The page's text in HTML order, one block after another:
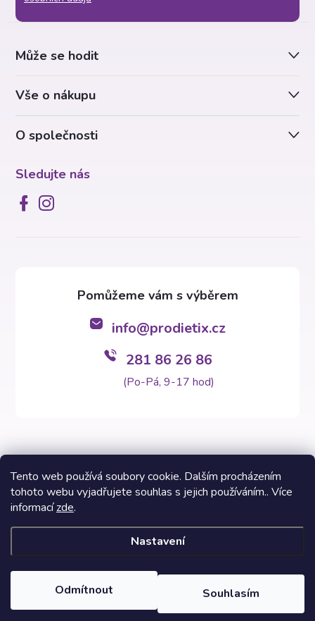
Tento web používá soubory cookie. Dalším procházením
tohoto webu vyjadřujete souhlas s jejich používáním.. Více
informacízde.
Nastavení
Odmítnout Souhlasím
O společnosti
Sledujte nás
Může se hodit
Vše o nákupu
info@prodietix.cz
281 86 26 86
(Po-Pá, 9-17 hod)
Vytvořil Shoptet Premium
Copyright 2026
odborný lékařský posudek. Výsledky Prodietix diety se mohou lišit
a jsou závislé na individuálních dispozicích zákazníků. Fotografie
dietních programů a fází jsou inspirativní vzhledem k možnosti si
svépomocí sestavit skladbu potravin v balíčku.